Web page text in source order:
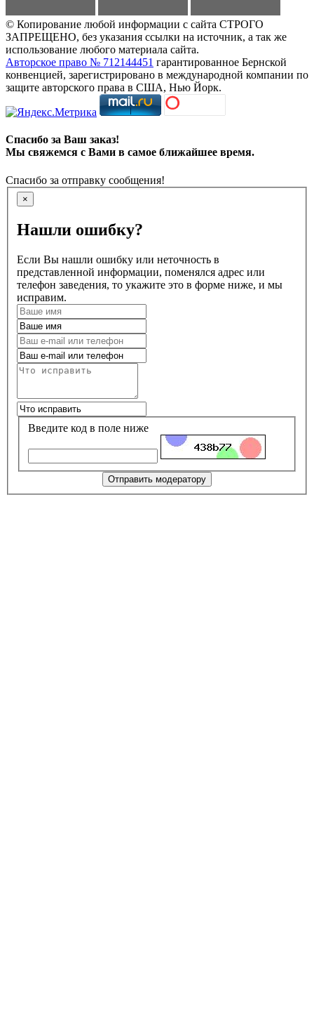
© Копирование любой информации с сайта СТРОГО
ЗАПРЕЩЕНО, без указания ссылки на источник, а так же
использование любого материала сайта.
Авторское право № 712144451 гарантированное Бернской
конвенцией, зарегистрировано в международной компании по
защите авторского права в США, Нью Йорк.
Спасибо за Ваш заказ!
Мы свяжемся с Вами в самое ближайшее время.
Спасибо за отправку сообщения!
×
Нашли ошибку?
Если Вы нашли ошибку или неточность в
представленной информации, поменялся адрес или
телефон заведения, то укажите это в форме ниже, и мы
исправим.
Введите код в поле ниже
Отправить модератору